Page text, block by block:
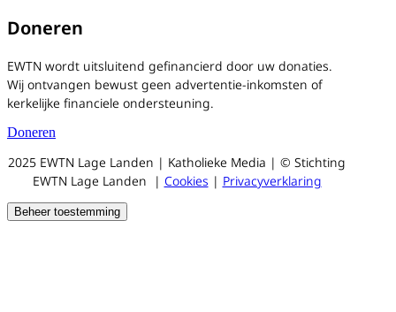
Doneren
EWTN wordt uitsluitend gefinancierd door uw donaties.
Wij ontvangen bewust geen advertentie-inkomsten of
kerkelijke financiele ondersteuning.
Doneren
2025 EWTN Lage Landen | Katholieke Media | © Stichting
EWTN Lage Landen | Cookies | Privacyverklaring
Beheer toestemming